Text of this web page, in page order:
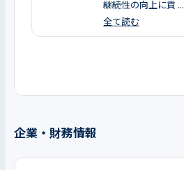
継続性の向上に貢 ...
全て読む
企業・財務情報